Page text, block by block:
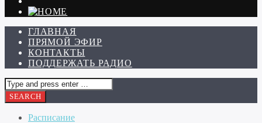
ГЛАВНАЯ
ПРЯМОЙ ЭФИР
КОНТАКТЫ
ПОДДЕРЖАТЬ РАДИО
Расписание